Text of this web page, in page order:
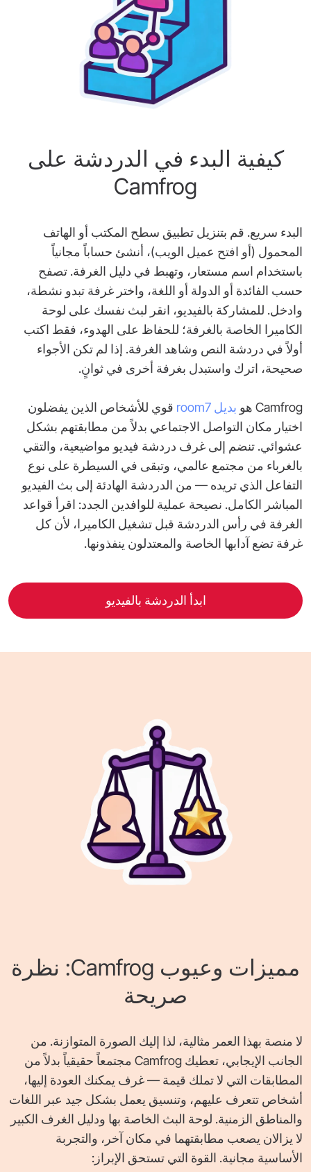
كيفية البدء في الدردشة على
Camfrog
البدء سريع. قم بتنزيل تطبيق سطح المكتب أو الهاتف
المحمول (أو افتح عميل الويب)، أنشئ حساباً مجانياً
باستخدام اسم مستعار، وتهبط في دليل الغرفة. تصفح
حسب الفائدة أو الدولة أو اللغة، واختر غرفة تبدو نشطة،
وادخل. للمشاركة بالفيديو، انقر لبث نفسك على لوحة
الكاميرا الخاصة بالغرفة؛ للحفاظ على الهدوء، فقط اكتب
أولاً في دردشة النص وشاهد الغرفة. إذا لم تكن الأجواء
صحيحة، اترك واستبدل بغرفة أخرى في ثوانٍ.
Camfrog هو بديل room7
قوي للأشخاص الذين يفضلون
اختيار مكان التواصل الاجتماعي بدلاً من مطابقتهم بشكل
عشوائي. تنضم إلى غرف دردشة فيديو مواضيعية، والتقي
بالغرباء من مجتمع عالمي، وتبقى في السيطرة على نوع
التفاعل الذي تريده — من الدردشة الهادئة إلى بث الفيديو
المباشر الكامل. نصيحة عملية للوافدين الجدد: اقرأ قواعد
الغرفة في رأس الدردشة قبل تشغيل الكاميرا، لأن كل
غرفة تضع آدابها الخاصة والمعتدلون ينفذونها.
ابدأ الدردشة بالفيديو
مميزات وعيوب Camfrog: نظرة
صريحة
لا منصة بهذا العمر مثالية، لذا إليك الصورة المتوازنة. من
الجانب الإيجابي، تعطيك Camfrog مجتمعاً حقيقياً بدلاً من
المطابقات التي لا تملك قيمة — غرف يمكنك العودة إليها،
أشخاص تتعرف عليهم، وتنسيق يعمل بشكل جيد عبر اللغات
والمناطق الزمنية. لوحة البث الخاصة بها ودليل الغرف الكبير
لا يزالان يصعب مطابقتهما في مكان آخر، والتجربة
الأساسية مجانية. القوة التي تستحق الإبراز: